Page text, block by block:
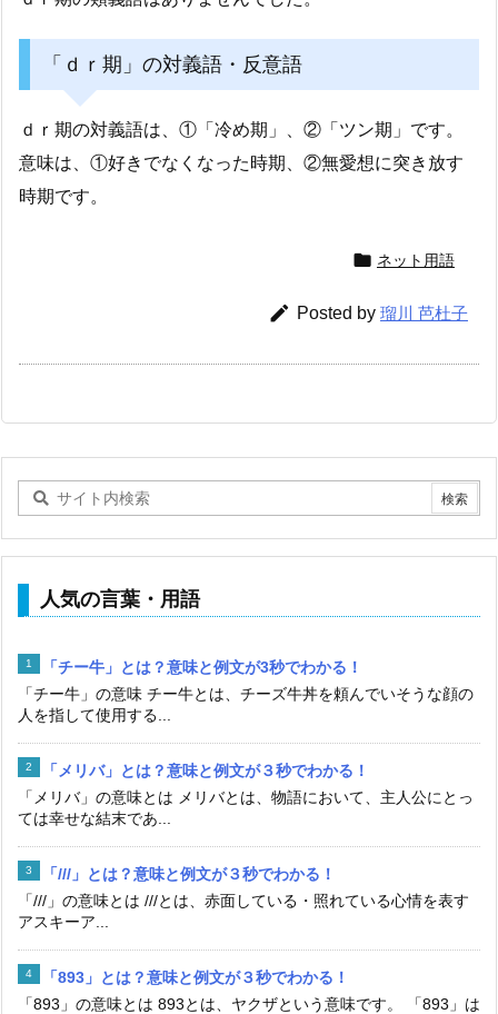
「ｄｒ期」の対義語・反意語
ｄｒ期の対義語は、①「冷め期」、②「ツン期」です。
意味は、①好きでなくなった時期、②無愛想に突き放す
時期です。
 ネット用語
 Posted by 瑠川 芭杜子
人気の言葉・用語
「チー牛」とは？意味と例文が3秒でわかる！
「チー牛」の意味 チー牛とは、チーズ牛丼を頼んでいそうな顔の
人を指して使用する...
「メリバ」とは？意味と例文が３秒でわかる！
「メリバ」の意味とは メリバとは、物語において、主人公にとっ
ては幸せな結末であ...
「///」とは？意味と例文が３秒でわかる！
「///」の意味とは ///とは、赤面している・照れている心情を表す
アスキーア...
「893」とは？意味と例文が３秒でわかる！
「893」の意味とは 893とは、ヤクザという意味です。 「893」は